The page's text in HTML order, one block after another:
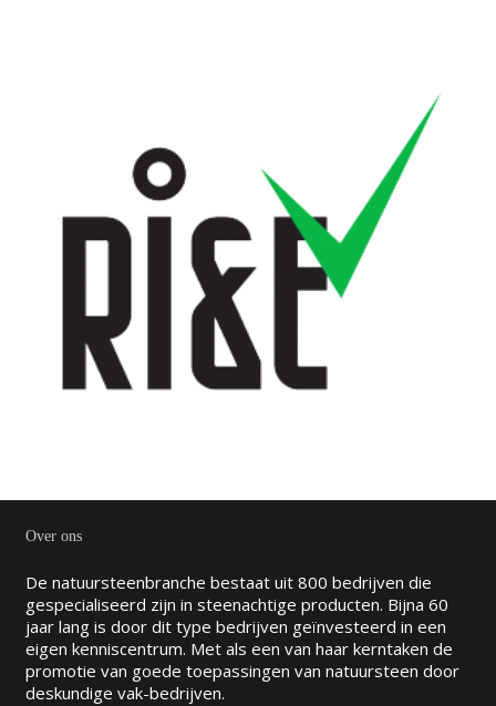
Over ons
De natuursteenbranche bestaat uit 800 bedrijven die
gespecialiseerd zijn in steenachtige producten. Bijna 60
jaar lang is door dit type bedrijven geïnvesteerd in een
eigen kenniscentrum. Met als een van haar kerntaken de
promotie van goede toepassingen van natuursteen door
deskundige vak-bedrijven.